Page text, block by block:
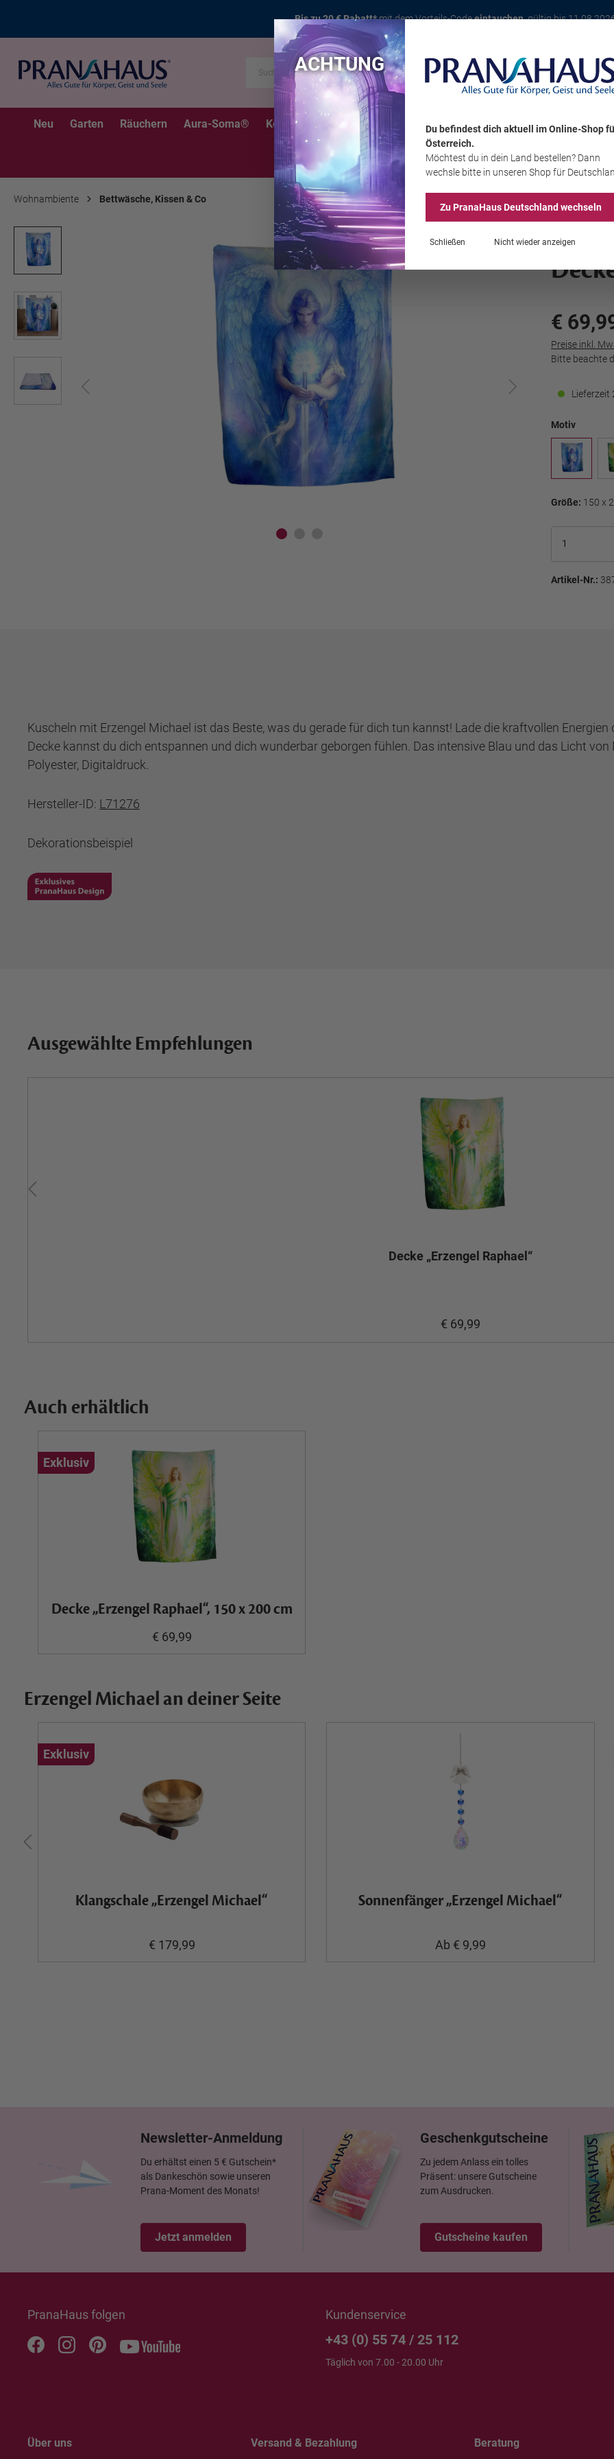
Bis zu 20 € Rabatt*mit dem Vorteils-Codeeintauchen, gültig bis
Karte
Neu Garten Räuchern Aura-Soma® Kerzen Schmuck Edelsteine Wohnambiente
Sale
Wohnambiente Bettwäsche, Kissen & Co
€
Preise inkl.
Bitte beachte
Lieferzeit
Motiv
Größe: 150 x
Artikel-Nr.:
Kuscheln mit Erzengel Michael ist das Beste, was du gerade für dich tun kannst! Lade die kraftvollen
Decke kannst du dich entspannen und dich wunderbar geborgen fühlen. Das intensive Blau und das Licht
Polyester, Digitaldruck.
Hersteller-ID: L71276
Dekorationsbeispiel
Ausgewählte Empfehlungen
Decke „Erzengel Raphael“
€ 69,99
Auch erhältlich
Exklusiv
Decke „Erzengel Raphael“, 150 x 200 cm
€ 69,99
Erzengel Michael an deiner Seite
Exklusiv
Klangschale „Erzengel Michael“
€ 179,99
Sonnenfänger „Erzengel Michael“
Ab € 9,99
Newsletter-Anmeldung
Du erhältst einen 5 € Gutschein*
als Dankeschön sowie unseren
Prana-Moment des Monats!
Jetzt anmelden
Geschenkgutscheine
Zu jedem Anlass ein tolles
Präsent: unsere Gutscheine
zum Ausdrucken.
Gutscheine kaufen
PranaHaus folgen Kundenservice
+43 (0) 55 74 / 25 112
Täglich von 7.00 - 20.00 Uhr
Über uns Versand & Bezahlung Beratung
ACHTUNG
Du befindest dich aktuell im Online-Shop
Österreich.
Möchtest du in dein Land bestellen? Dann
wechsle bitte in unseren Shop für
Zu PranaHausDeutschland wechseln
Schließen Nicht wieder anzeigen